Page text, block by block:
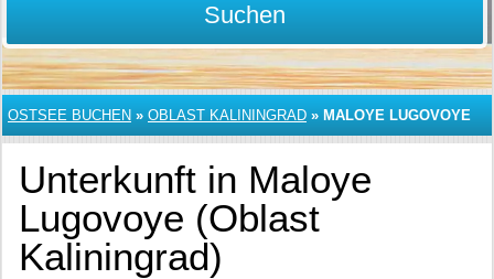
Suchen
OSTSEE BUCHEN » OBLAST KALININGRAD » MALOYE LUGOVOYE
Unterkunft in Maloye
Lugovoye (Oblast
Kaliningrad)